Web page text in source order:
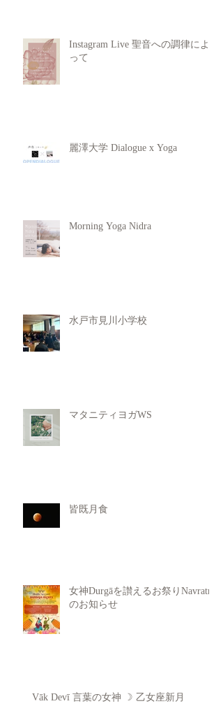
Instagram Live 聖音への調律によ
って
麗澤大学 Dialogue x Yoga
Morning Yoga Nidra
水戸市見川小学校
マタニティヨガWS
皆既月食
女神Durgāを讃えるお祭りNavratri
のお知らせ
Vāk Devī 言葉の女神 ☽ 乙女座新月